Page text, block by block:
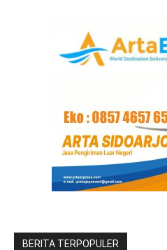
BERITA TERPOPULER